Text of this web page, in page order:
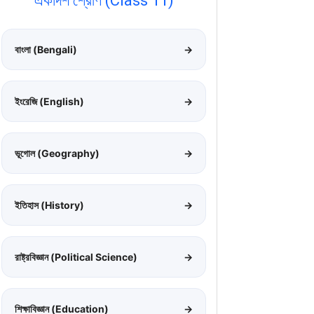
বাংলা (Bengali) →
ইংরেজি (English) →
ভূগোল (Geography) →
ইতিহাস (History) →
রাষ্ট্রবিজ্ঞান (Political Science) →
শিক্ষাবিজ্ঞান (Education) →